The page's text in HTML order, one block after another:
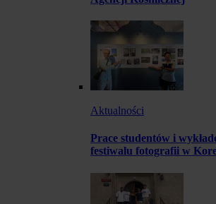
Aktualności
Prace studentów i
festiwalu fotografii w